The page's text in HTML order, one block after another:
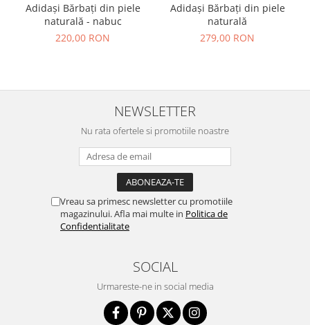
Adidași Bărbați din piele
naturală - nabuc
220,00 RON
Adidași Bărbați din piele
naturală
279,00 RON
NEWSLETTER
Nu rata ofertele si promotiile noastre
Vreau sa primesc newsletter cu promotiile
magazinului. Afla mai multe in Politica de
Confidentialitate
SOCIAL
Urmareste-ne in social media